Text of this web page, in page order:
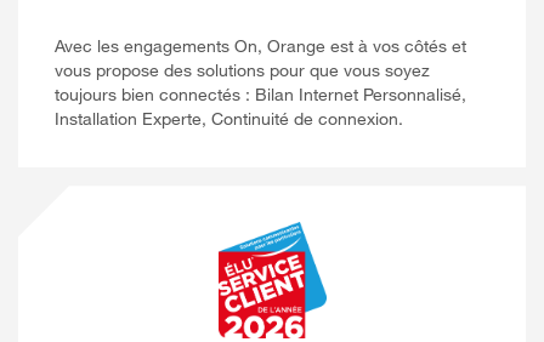
Avec les engagements On, Orange est à vos côtés et
vous propose des solutions pour que vous soyez
toujours bien connectés : Bilan Internet Personnalisé,
Installation Experte, Continuité de connexion.